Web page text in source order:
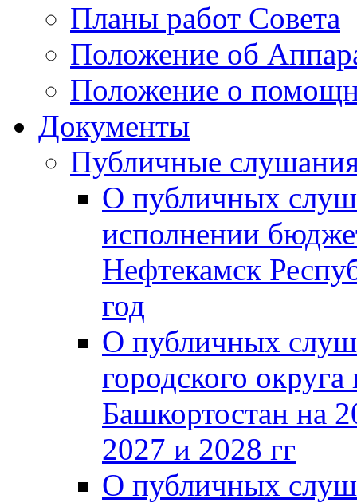
Планы работ Совета
Положение об
Положение о
Документы
Публичные
О публичных
исполнении
Нефтекамск
год
О публичных
городского
Башкортостан на
2027 и 2028 гг
О публичных